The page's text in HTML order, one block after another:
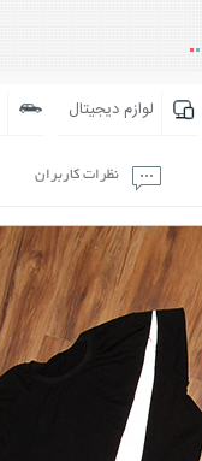
لوازم دیجیتال
نظرات کاربران